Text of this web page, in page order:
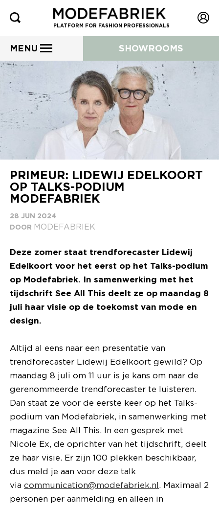
PLATFORM FOR FASHION PROFESSIONALS
MENU SHOWROOMS
PRIMEUR: LIDEWIJ EDELKOORT
OP TALKS-PODIUM
MODEFABRIEK
28 JUN 2024
DOOR MODEFABRIEK
Deze zomer staat trendforecaster Lidewij
Edelkoort voor het eerst op het Talks-podium
op Modefabriek. In samenwerking met het
tijdschrift See All This deelt ze op maandag 8
juli haar visie op de toekomst van mode en
design.
Altijd al eens naar een presentatie van
trendforecaster Lidewij Edelkoort gewild? Op
maandag 8 juli om 11 uur is je kans om naar de
gerenommeerde trendforecaster te luisteren.
Dan staat ze voor de eerste keer op het Talks-
podium van Modefabriek, in samenwerking met
magazine See All This. In een gesprek met
Nicole Ex, de oprichter van het tijdschrift, deelt
ze haar visie. Er zijn 100 plekken beschikbaar,
dus meld je aan voor deze talk
via communication@modefabriek.nl. Maximaal 2
personen per aanmelding en alleen in